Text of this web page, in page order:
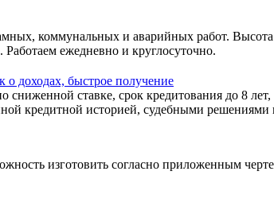
коммунальных и аварийных работ.
ежедневно и круглосуточно.
доходах, быстрое получение
ставке, срок кредитования до 8
кредитной историей, судебными решениями
изготовить согласно приложенным